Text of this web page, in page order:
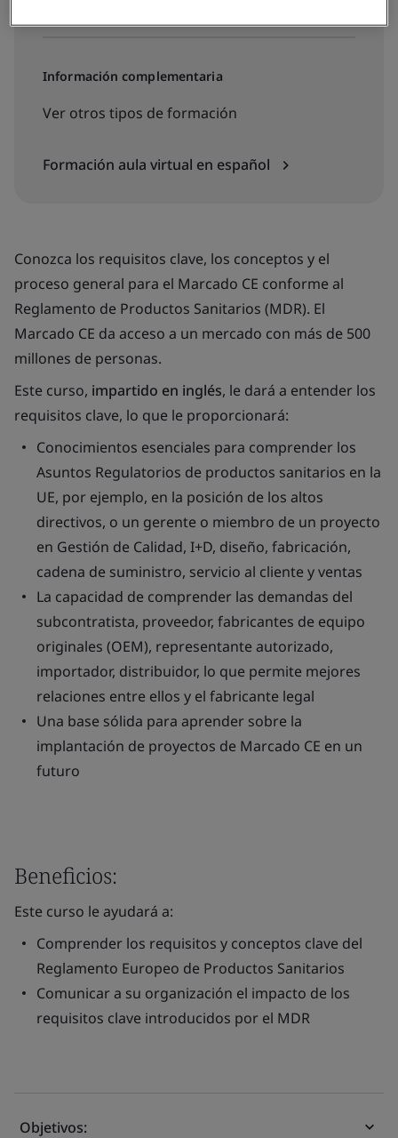
Información complementaria
Ver otros tipos de formación
Formación aula virtual en español
Conozca los requisitos clave, los conceptos y el
proceso general para el Marcado CE conforme al
Reglamento de Productos Sanitarios (MDR). El
Marcado CE da acceso a un mercado con más de 500
millones de personas.
Este curso, impartido en inglés, le dará a entender los
requisitos clave, lo que le proporcionará:
Conocimientos esenciales para comprender los
Asuntos Regulatorios de productos sanitarios en la
UE, por ejemplo, en la posición de los altos
directivos, o un gerente o miembro de un proyecto
en Gestión de Calidad, I+D, diseño, fabricación,
cadena de suministro, servicio al cliente y ventas
La capacidad de comprender las demandas del
subcontratista, proveedor, fabricantes de equipo
originales (OEM), representante autorizado,
importador, distribuidor, lo que permite mejores
relaciones entre ellos y el fabricante legal
Una base sólida para aprender sobre la
implantación de proyectos de Marcado CE en un
futuro
Beneficios:
Este curso le ayudará a:
Comprender los requisitos y conceptos clave del
Reglamento Europeo de Productos Sanitarios
Comunicar a su organización el impacto de los
requisitos clave introducidos por el MDR
Objetivos: